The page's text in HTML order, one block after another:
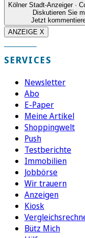
Kölner Stadt-Anzeiger ·
Diskutieren Sie
Jetzt
ANZEIGE X
SERVICES
Newsletter
Abo
E-Paper
Meine Artikel
Shoppingwelt
Push
Testberichte
Immobilien
Jobbörse
Wir trauern
Anzeigen
Kiosk
Bütz Mich